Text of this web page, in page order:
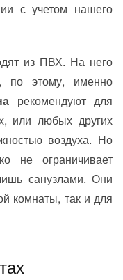
с учетом нашего
из ПВХ. На него
по этому, именно
рекомендуют для
или любых других
воздуха. Но
не ограничивает
санузлами. Они
комнаты, так и для